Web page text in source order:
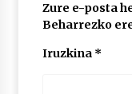
Zure e-posta
Beharrezko
Iruzkina *